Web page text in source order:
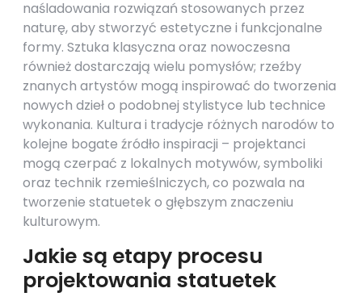
naśladowania rozwiązań stosowanych przez
naturę, aby stworzyć estetyczne i funkcjonalne
formy. Sztuka klasyczna oraz nowoczesna
również dostarczają wielu pomysłów; rzeźby
znanych artystów mogą inspirować do tworzenia
nowych dzieł o podobnej stylistyce lub technice
wykonania. Kultura i tradycje różnych narodów to
kolejne bogate źródło inspiracji – projektanci
mogą czerpać z lokalnych motywów, symboliki
oraz technik rzemieślniczych, co pozwala na
tworzenie statuetek o głębszym znaczeniu
kulturowym.
Jakie są etapy procesu
projektowania statuetek